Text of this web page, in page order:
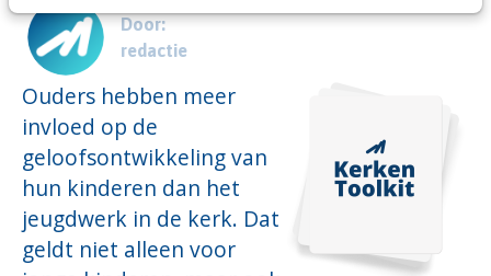
Door:
redactie
Ouders hebben meer
invloed op de
geloofsontwikkeling van
hun kinderen dan het
jeugdwerk in de kerk. Dat
geldt niet alleen voor